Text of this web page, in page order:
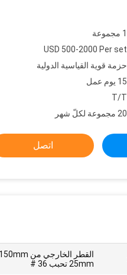
1 مجموعة
USD 500-2000 Per set
حزمة قوية القياسية الدولية
15 يوم عمل
T/T
20 مجموعة لكلّ شهر
اتصل
25mm تحبب 36 #